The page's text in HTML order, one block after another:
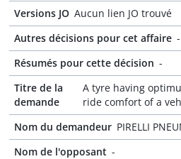
Versions JO Aucun lien JO trouvé
Autres décisions pour cet affaire -
Résumés pour cette décision -
Titre de la
demande
A tyre having
ride comfort of a
Nom du demandeur PIRELLI
Nom de l'opposant -